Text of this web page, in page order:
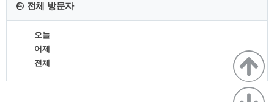
전체 방문자
오늘
어제
전체